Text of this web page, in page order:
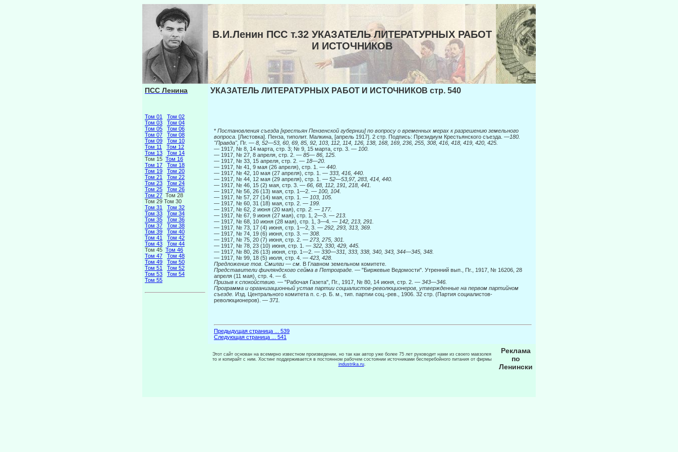
В.И.Ленин ПСС т.32 УКАЗАТЕЛЬ ЛИТЕРАТУРНЫХ РАБОТ
И ИСТОЧНИКОВ
ПСС Ленина
Том 01
Том 02
Том 03
Том 04
Том 05
Том 06
Том 07
Том 08
Том 09
Том 10
Том 11
Том 12
Том 13
Том 14
Том 15 Том 16
Том 17
Том 18
Том 19
Том 20
Том 21
Том 22
Том 23
Том 24
Том 25
Том 26
Том 27 Том 28
Том 29 Том 30
Том 31
Том 32
Том 33
Том 34
Том 35
Том 36
Том 37
Том 38
Том 39
Том 40
Том 41
Том 42
Том 43
Том 44
Том 45 Том 46
Том 47
Том 48
Том 49
Том 50
Том 51
Том 52
Том 53
Том 54
Том 55
УКАЗАТЕЛЬ ЛИТЕРАТУРНЫХ РАБОТ И ИСТОЧНИКОВ стр. 540
* Постановления съезда [крестьян Пензенской губернии] по вопросу о временных мерах к разрешению земельного
вопроса. [Листовка]. Пенза, типолит. Малкина, [апрель 1917]. 2 стр. Подпись: Президиум Крестьянского съезда. —180.
"Правда", Пг. — 8, 52—53, 60, 69, 85, 92, 103, 112, 114, 126, 138, 168, 169, 236, 255, 308, 416, 418, 419, 420, 425.
— 1917, № 8, 14 марта, стр. 3; № 9, 15 марта, стр. 3. — 100.
— 1917, № 27, 8 апреля, стр. 2. — 85— 86, 125.
— 1917, № 33, 15 апреля, стр. 2. — 18—20.
— 1917, № 41, 9 мая (26 апреля), стр. 1. — 440.
— 1917, № 42, 10 мая (27 апреля), стр. 1. — 333, 416, 440.
— 1917, № 44, 12 мая (29 апреля), стр. 1. — 52—53,97, 283, 414, 440.
— 1917, № 46, 15 (2) мая, стр. 3. — 66, 68, 112, 191, 218, 441.
— 1917, № 56, 26 (13) мая, стр. 1—2. — 100, 104.
— 1917, № 57, 27 (14) мая, стр. 1. — 103, 105.
— 1917, № 60, 31 (18) мая, стр. 2. — 199.
— 1917, № 62, 2 июня (20 мая), стр. 2. — 177.
— 1917, № 67, 9 июня (27 мая), стр. 1, 2—3. — 213.
— 1917, № 68, 10 июня (28 мая), стр. 1, 3—4. — 142, 213, 291.
— 1917, № 73, 17 (4) июня, стр. 1—2, 3. — 292, 293, 313, 369.
— 1917, № 74, 19 (6) июня, стр. 3. — 308.
— 1917, № 75, 20 (7) июня, стр. 2. — 273, 275, 301.
— 1917, № 78, 23 (10) июня, стр. 1. — 322, 330, 429, 445.
— 1917, № 80, 26 (13) июня, стр. 1—2. — 330—331, 333, 338, 340, 343, 344—345, 348.
— 1917, № 99, 18 (5) июля, стр. 4. — 423, 428.
Предложение тов. Смилги — см.
В Главном земельном комитете.
Представители финляндского сейма в Петрограде. — "Биржевые Ведомости". Утренний вып., Пг., 1917, № 16206, 28
апреля (11 мая), стр. 4. — 6.
Призыв к спокойствию. — "Рабочая Газета", Пг., 1917, № 80, 14 июня, стр. 2. — 343—346.
Программа и организационный устав партии социалистов-революционеров, утвержденные на первом партийном
съезде.
Изд. Центрального комитета п. с.-р. Б. м., тип. партии соц.-рев., 1906. 32 стр. (Партия социалистов-
революционеров). — 371.
Предыдущая страница ... 539
Следующая страница ... 541
Этот сайт основан на всемирно известном произведении, но так как автор уже более 75 лет руководит нами из своего мавзолея
то и копирайт с ним. Хостинг поддерживается в постоянном рабочем состоянии источниками бесперебойного питания от фирмы
industrika.ru.
Реклама
по
Ленински